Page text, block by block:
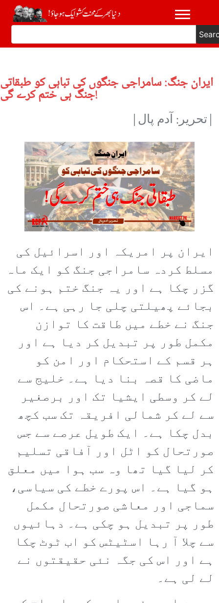
ایران جنگ: سامراجی جنگوں کی تباہی کو طبقاتی
جنگ ہی ختم کرے گی!
|تحریر: آدم پال|
ایران پر امریکہ اور اسرائیل کی
مسلط کردہ سامراجی جنگ کو ایک ماہ
گزر چکا ہے اور یہ جنگ ختم ہونے کی
بجائے پھیلتی چلی جا رہی ہے۔ اس
جنگ نے خطے میں طاقت کا توازن
مکمل طور پر تبدیل کر دیا ہے اور
ہر قسم کے استحکام اور امن کو
ماضی کا قصہ بنا دیا ہے۔ خلیج سے
لے کر وسطی ایشیا تک اور برصغیر
سے لے کر شمالی افریقہ تک سب کچھ
بدل چکا ہے۔ ایک طویل عرصے سے جس
صورتحال کو اٹل اور آفاقی تسلیم
کر لیا گیا تھا وہ سب ہوا میں معلق
ہو گیا ہے۔ اس پورے خطے کی سیاسی،
سماجی اور معاشی صورتحال مکمل
طور پر تبدیل ہو چکی ہے۔ دہائیوں
سے چلا آ رہا اسٹیٹس کو اب ٹوٹ چکا
ہے اور اس کی جگہ نئی حقیقتوں نے
لے لی ہے۔